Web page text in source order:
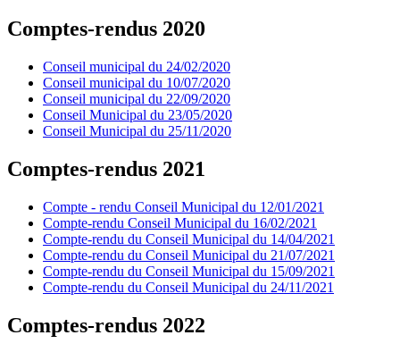
Comptes-rendus 2020
Conseil municipal du 24/02/2020
Conseil municipal du 10/07/2020
Conseil municipal du 22/09/2020
Conseil Municipal du 23/05/2020
Conseil Municipal du 25/11/2020
Comptes-rendus 2021
Compte - rendu Conseil Municipal du 12/01/2021
Compte-rendu Conseil Municipal du 16/02/2021
Compte-rendu du Conseil Municipal du 14/04/2021
Compte-rendu du Conseil Municipal du 21/07/2021
Compte-rendu du Conseil Municipal du 15/09/2021
Compte-rendu du Conseil Municipal du 24/11/2021
Comptes-rendus 2022